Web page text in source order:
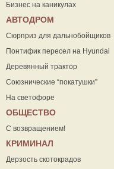
Бизнес на каникулах
АВТОДРОМ
Сюрприз для дальнобойщиков
Понтифик пересел на Hyundai
Деревянный трактор
Союзнические “покатушки”
На светофоре
ОБЩЕСТВО
С возвращением!
КРИМИНАЛ
Дерзость скотокрадов